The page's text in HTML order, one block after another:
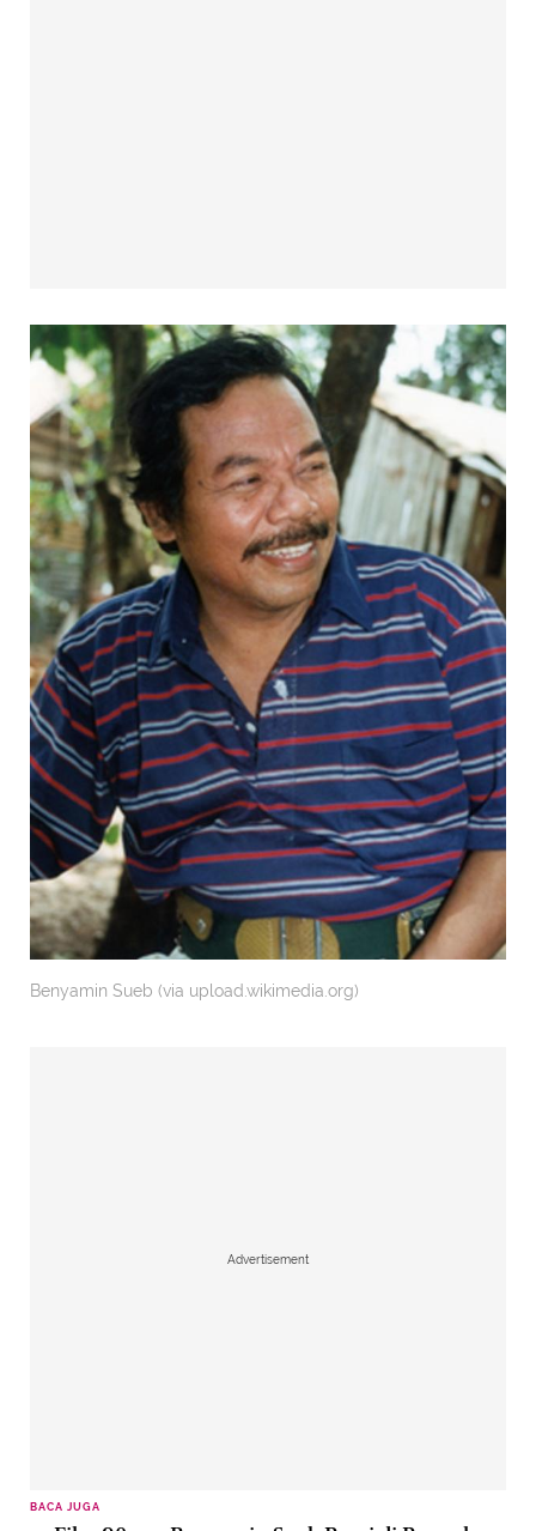
Benyamin Sueb (via upload.wikimedia.org)
Advertisement
BACA JUGA